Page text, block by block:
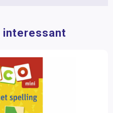
interessant